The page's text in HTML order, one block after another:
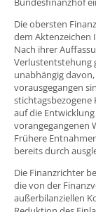
Die obersten
dem Aktenzeichen
Nach ihrer
Verlustentstehung
unabhängig
vorausgegangen
stichtagsbezogene
auf die
vorangegangenen
Frühere
bereits durch
Die Finanzrichter
die von der
außerbilanziellen